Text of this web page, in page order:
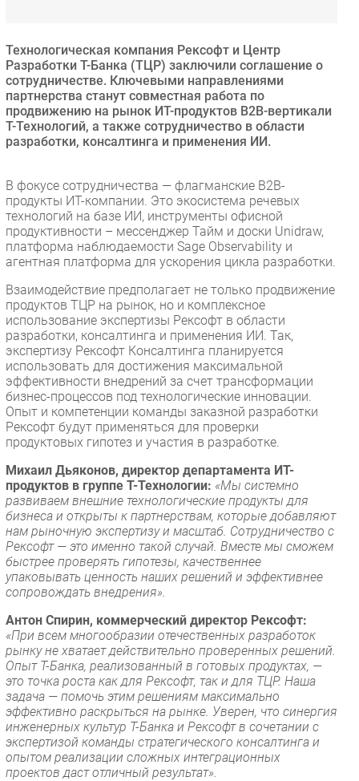
РАЗДЕЛЫ
Новости
Аналитика
Проекты
IT класс
Тестовый стенд
Каталог компаний
Технологическая компания Рексофт и Центр
Разработки Т-Банка (ТЦР) заключили соглашение о
сотрудничестве. Ключевыми направлениями
партнерства станут совместная работа по
продвижению на рынок ИТ-продуктов B2B-вертикали
Т-Технологий, а также сотрудничество в области
разработки, консалтинга и применения ИИ.
В фокусе сотрудничества — флагманские B2B-
продукты ИТ-компании. Это экосистема речевых
технологий на базе ИИ, инструменты офисной
продуктивности – мессенджер Тайм и доски Unidraw,
платформа наблюдаемости Sage Observability и
агентная платформа для ускорения цикла разработки.
Взаимодействие предполагает не только продвижение
продуктов ТЦР на рынок, но и комплексное
использование экспертизы Рексофт в области
разработки, консалтинга и применения ИИ. Так,
экспертизу Рексофт Консалтинга планируется
использовать для достижения максимальной
эффективности внедрений за счет трансформации
бизнес-процессов под технологические инновации.
Опыт и компетенции команды заказной разработки
Рексофт будут применяться для проверки
продуктовых гипотез и участия в разработке.
Михаил Дьяконов, директор департамента ИТ-
продуктов в группе Т-Технологии: «Мы системно
развиваем внешние технологические продукты для
бизнеса и открыты к партнерствам, которые добавляют
нам рыночную экспертизу и масштаб. Сотрудничество с
Рексофт — это именно такой случай. Вместе мы сможем
быстрее проверять гипотезы, качественнее
упаковывать ценность наших решений и эффективнее
сопровождать внедрения».
Антон Спирин, коммерческий директор Рексофт:
«При всем многообразии отечественных разработок
рынку не хватает действительно проверенных решений.
Опыт Т-Банка, реализованный в готовых продуктах, —
это точка роста как для Рексофт, так и для ТЦР. Наша
задача — помочь этим решениям максимально
эффективно раскрыться на рынке. Уверен, что синергия
инженерных культур Т-Банка и Рексофт в сочетании с
экспертизой команды стратегического консалтинга и
опытом реализации сложных интеграционных
проектов даст отличный результат».